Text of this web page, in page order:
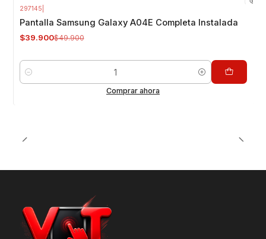
297145
Pantalla Samsung Galaxy A04E Completa Instalada
$39.900$49.900
Cantidad
Comprar ahora